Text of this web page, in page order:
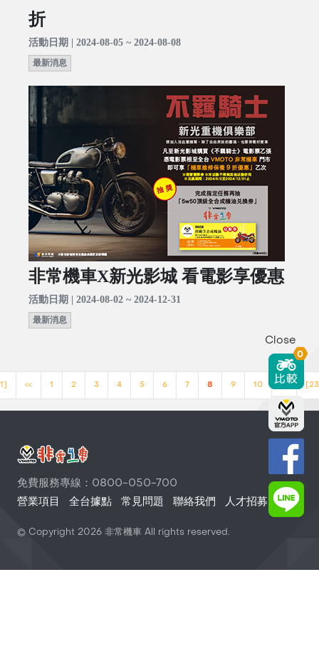
折
活動日期 | 2024-08-05 ~ 2024-08-08
最新消息
非常機車X新光影城 看電影享優惠
活動日期 | 2024-08-02 ~ 2024-12-31
最新消息
<< 1 2 3 4 5 6 7 8 9 10 >>
免費服務專線：0800-050-700
營業項目
全台據點 常見問題 聯絡我們 人才招募
© Copyright 2026 非常機車 All rights reserved.
Close
0